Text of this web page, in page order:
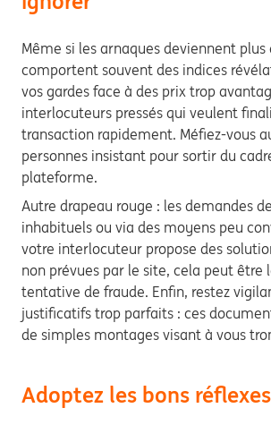
Même si les arnaques deviennent plus
comportent souvent des indices
vos gardes face à des prix trop
interlocuteurs pressés qui veulent
transaction rapidement. Méfiez-vous
personnes insistant pour sortir du
plateforme.
Autre drapeau rouge : les demandes
inhabituels ou via des moyens peu
votre interlocuteur propose des
non prévues par le site, cela peut être
tentative de fraude. Enfin, restez
justificatifs trop parfaits : ces
de simples montages visant à vous
Adoptez les bons réflexes